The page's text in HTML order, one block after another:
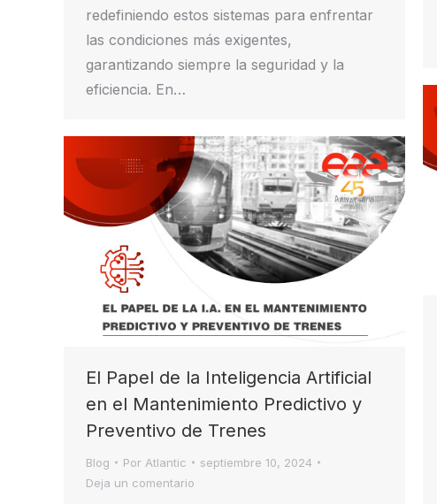
redefiniendo estos sistemas para enfrentar
las condiciones más exigentes,
garantizando siempre la seguridad y la
eficiencia. En…
El Papel de la Inteligencia Artificial
en el Mantenimiento Predictivo y
Preventivo de Trenes
Blog Por Atlantic
septiembre 10, 2024
Deja un comentario